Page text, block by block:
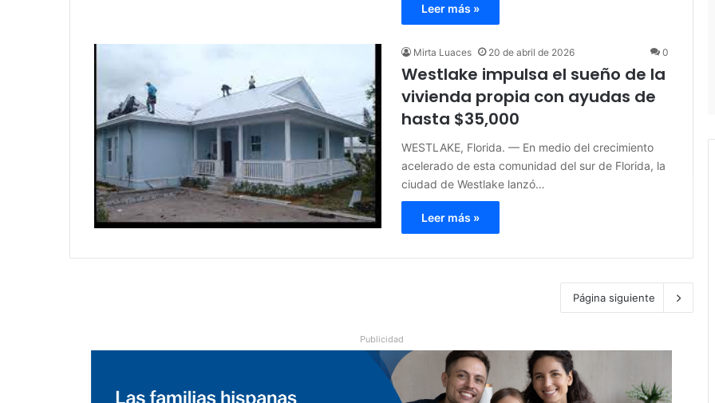
Leer más »
Mirta Luaces 20 de abril de 2026 0
Westlake impulsa el sueño de la
vivienda propia con ayudas de
hasta $35,000
WESTLAKE, Florida. — En medio del crecimiento
acelerado de esta comunidad del sur de Florida, la
ciudad de Westlake lanzó…
Leer más »
Página siguiente
Publicidad